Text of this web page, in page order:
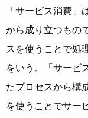
「サービス消費
から成り立つもの
スを使うことで処
をいう。「サービ
たプロセスから構
を使うことでサー